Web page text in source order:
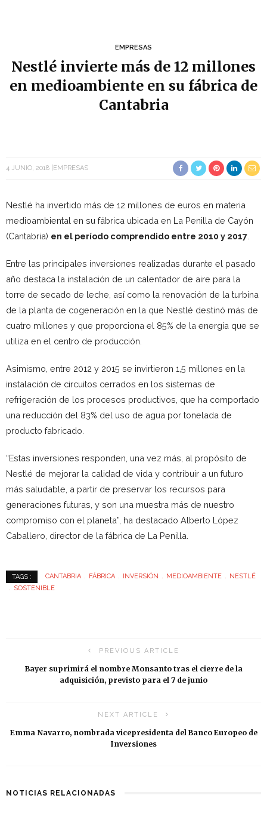
EMPRESAS
Nestlé invierte más de 12 millones
en medioambiente en su fábrica de
Cantabria
4 JUNIO, 2018 EMPRESAS
Nestlé ha invertido más de 12 millones de euros en materia
medioambiental en su fábrica ubicada en La Penilla de Cayón
(Cantabria) en el período comprendido entre 2010 y 2017
Entre las principales inversiones realizadas durante el pasado
año destaca la instalación de un calentador de aire para la
torre de secado de leche, así como la renovación de la turbina
de la planta de cogeneración en la que Nestlé destinó más de
cuatro millones y que proporciona el 85% de la energía que se
utiliza en el centro de producción.
Asimismo, entre 2012 y 2015 se invirtieron 1,5 millones en la
instalación de circuitos cerrados en los sistemas de
refrigeración de los procesos productivos, que ha comportado
una reducción del 83% del uso de agua por tonelada de
producto fabricado.
“Estas inversiones responden, una vez más, al propósito de
Nestlé de mejorar la calidad de vida y contribuir a un futuro
más saludable, a partir de preservar los recursos para
generaciones futuras, y son una muestra más de nuestro
compromiso con el planeta”, ha destacado Alberto López
Caballero, director de la fábrica de La Penilla.
TAGS : CANTABRIA FÁBRICA INVERSIÓN MEDIOAMBIENTE
NESTLÉ
SOSTENIBLE
PREVIOUS ARTICLE
Bayer suprimirá el nombre Monsanto tras el cierre de la
adquisición, previsto para el 7 de junio
NEXT ARTICLE
Emma Navarro, nombrada vicepresidenta del Banco Europeo de
Inversiones
NOTICIAS RELACIONADAS